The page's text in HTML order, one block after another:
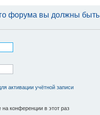
форума вы должны быть
активации учётной записи
конференции в этот раз